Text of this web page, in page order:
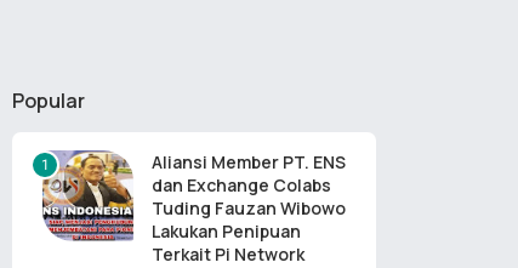
Popular
Aliansi Member PT. ENS
dan Exchange Colabs
Tuding Fauzan Wibowo
Lakukan Penipuan
Terkait Pi Network